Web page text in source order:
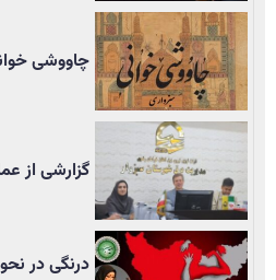
چاووشی
گزارشی از
درنگی در